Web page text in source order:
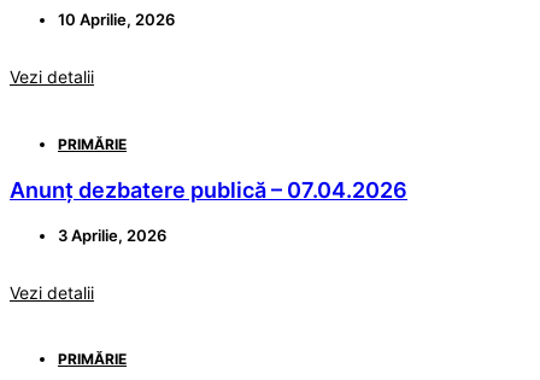
10 Aprilie, 2026
Vezi detalii
PRIMĂRIE
Anunț dezbatere publică – 07.04.2026
3 Aprilie, 2026
Vezi detalii
PRIMĂRIE